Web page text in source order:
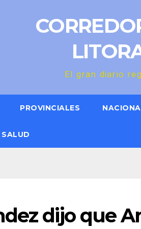
El gran diario
PROVINCIALES
SALUD
dijo que